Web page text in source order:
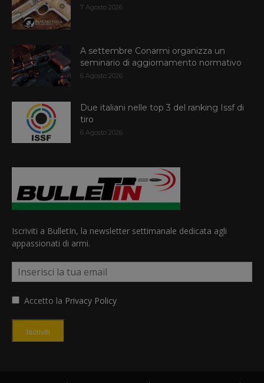
7 Agosto 2026
A settembre Conarmi organizza un
seminario di aggiornamento normativo
6 Agosto 2026
Due italiani nelle top 3 del ranking Issf di
tiro
6 Agosto 2026
Iscriviti a BulletIn, la newsletter settimanale dedicata agli
appassionati di armi.
Accetto la Privacy Policy
Iscriviti